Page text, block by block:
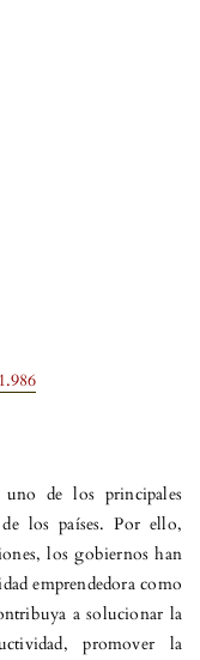
de los principales
los países. Por ello,
los gobiernos han
emprendedora como
a solucionar la
promover la